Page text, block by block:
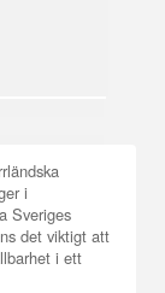
i
Sveriges
det viktigt att
i ett